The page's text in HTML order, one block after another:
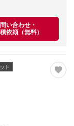
い合わせ・
依頼（無料）
ト